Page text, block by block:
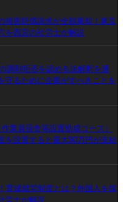
損害賠償請求が全額棄却！東京
を西宮の社労士が解説
調剤拒否を認める法解釈を通
守るために企業がすべきことを
業員宿舎等設置助成コース）
を設置すると最大90万円が支給
育成就労制度とは？外国人を採
労士が解説